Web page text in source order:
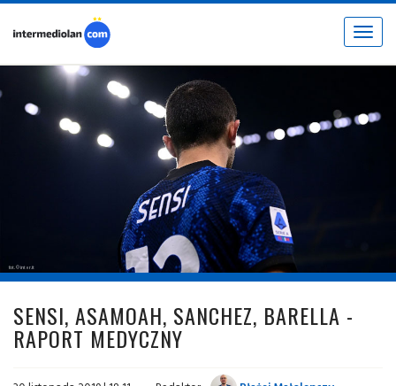
Toggle
fot. © inter.it
SENSI, ASAMOAH, SANCHEZ, BARELLA -
RAPORT MEDYCZNY